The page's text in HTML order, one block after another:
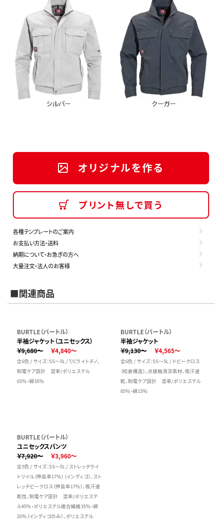
オリジナルを作る
プリント無しで買う
各種テンプレートのご案内
お支払い方法・送料
納期について・お急ぎの方へ
大量注文・法人のお客様
■関連商品
BURTLE（バートル）
半袖ジャケット（ユニセックス）
￥9,680～
￥4,840～
全6色 / サイズ：SS～5L / T/Cライトチノ、
制電ケア設計 混率/ポリエステル
65％・綿35％
BURTLE（バートル）
半袖ジャケット
￥9,130～
￥4,565～
全6色 / サイズ：SS～5L / ドビークロス
（校倉構造）、点接触清涼素材、吸汗速
乾、制電ケア設計 混率/ポリエステル
85％・綿15％
BURTLE（バートル）
ユニセックスパンツ
￥7,920～
￥3,960～
全5色 / サイズ：SS～5L / ストレッチライ
トツイル（伸長率17％）（インディゴ）、スト
レッチビークロス（伸長率17％）、吸汗速
乾性、制電ケア設計 混率/ポリエステ
ル45％・ポリエステル複合繊維35％・綿
20％（インディゴのみ）、ポリエステル